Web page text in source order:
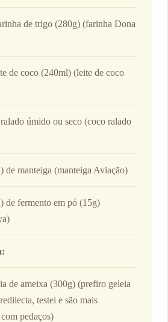
de trigo (280g) (farinha Dona
de coco (240ml) (leite de coco
úmido ou seco (coco ralado
de manteiga (manteiga Aviação)
de fermento em pó (15g)
de ameixa (300g) (prefiro geleia
testei e são mais
pedaços)